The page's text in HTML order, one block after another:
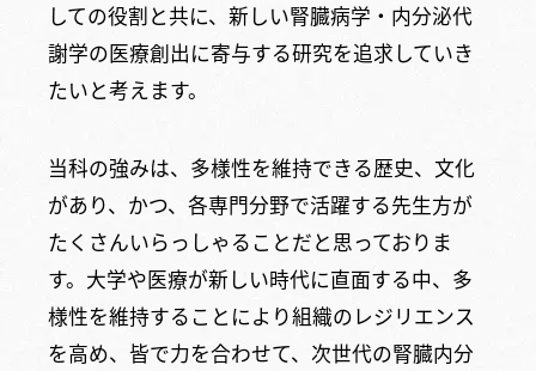
しての役割と共に、新しい腎臓病学・内分泌代
謝学の医療創出に寄与する研究を追求していき
たいと考えます。
当科の強みは、多様性を維持できる歴史、文化
があり、かつ、各専門分野で活躍する先生方が
たくさんいらっしゃることだと思っておりま
す。大学や医療が新しい時代に直面する中、多
様性を維持することにより組織のレジリエンス
を高め、皆で力を合わせて、次世代の腎臓内分